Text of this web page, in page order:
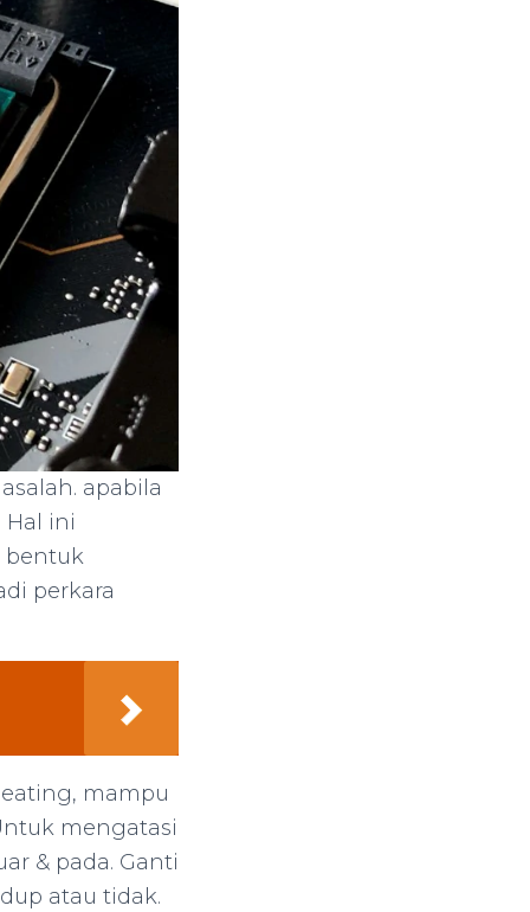
apabila
ini
bentuk
perkara
mampu
mengatasi
& pada. Ganti
atau tidak.